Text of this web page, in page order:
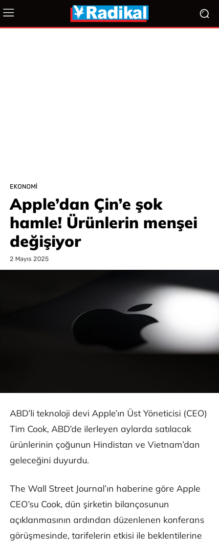
EKONOMI
Apple’dan Çin’e şok
hamle! Ürünlerin menşei
değişiyor
2 Mayıs 2025
ABD’li teknoloji devi Apple’ın Üst Yöneticisi (CEO)
Tim Cook, ABD’de ilerleyen aylarda satılacak
ürünlerinin çoğunun Hindistan ve Vietnam’dan
geleceğini duyurdu.
The Wall Street Journal’ın haberine göre Apple
CEO’su Cook, dün şirketin bilançosunun
açıklanmasının ardından düzenlenen konferans
görüşmesinde, tarifelerin etkisi ile beklentilerine